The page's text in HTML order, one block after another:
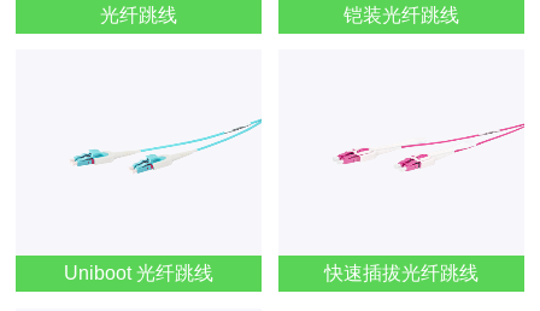
光纤跳线 铠装光纤跳线
Uniboot 光纤跳线 快速插拔光纤跳线